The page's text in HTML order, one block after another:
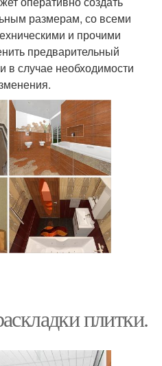
размерам, со всеми
и прочими
предварительный
в случае необходимости
плитки.